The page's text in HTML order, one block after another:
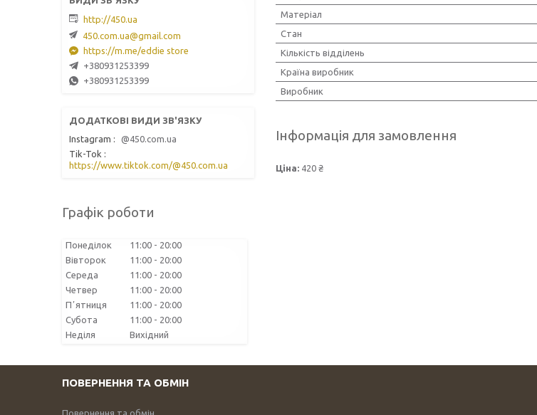
Матеріал
Стан
Кількість відділень
Країна виробник
Виробник
Інформація для замовлення
Ціна: 420 ₴
http://450.ua
450.com.ua@gmail.com
https://m.me/eddie store
+380931253399
+380931253399
Instagram
@450.com.ua
Tik-Tok
https://www.tiktok.com/@450.com.ua
Графік роботи
Понеділок 11:00
20:00
Вівторок
11:00
20:00
Середа
11:00
20:00
Четвер
11:00
20:00
Пʼятниця
11:00
20:00
Субота
11:00
20:00
Неділя
Вихідний
ПОВЕРНЕННЯ ТА ОБМІН
Повернення та обмін